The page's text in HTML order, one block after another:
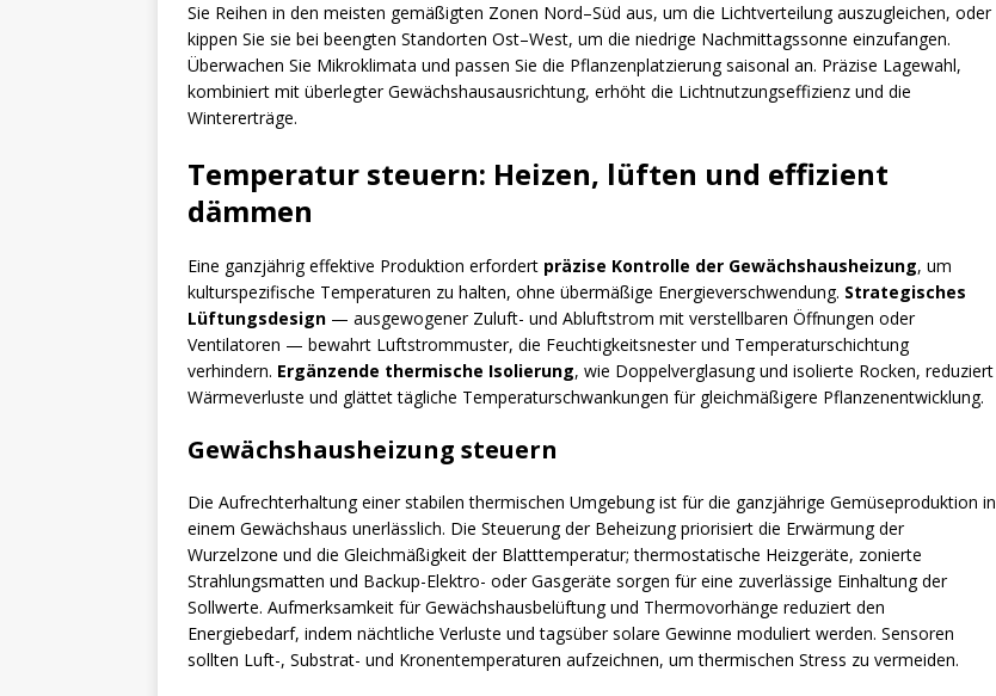
Sie Reihen in den meisten gemäßigten Zonen Nord–Süd aus, um die Lichtverteilung auszugleichen, oder
kippen Sie sie bei beengten Standorten Ost–West, um die niedrige Nachmittagssonne einzufangen.
Überwachen Sie Mikroklimata und passen Sie die Pflanzenplatzierung saisonal an. Präzise Lagewahl,
kombiniert mit überlegter Gewächshausausrichtung, erhöht die Lichtnutzungseffizienz und die
Wintererträge.
Temperatur steuern: Heizen, lüften und effizient
dämmen
Eine ganzjährig effektive Produktion erfordert präzise Kontrolle der Gewächshausheizung, um
kulturspezifische Temperaturen zu halten, ohne übermäßige Energieverschwendung. Strategisches
Lüftungsdesign — ausgewogener Zuluft- und Abluftstrom mit verstellbaren Öffnungen oder
Ventilatoren — bewahrt Luftstrommuster, die Feuchtigkeitsnester und Temperaturschichtung
verhindern. Ergänzende thermische Isolierung, wie Doppelverglasung und isolierte Rocken, reduziert
Wärmeverluste und glättet tägliche Temperaturschwankungen für gleichmäßigere Pflanzenentwicklung.
Gewächshausheizung steuern
Die Aufrechterhaltung einer stabilen thermischen Umgebung ist für die ganzjährige Gemüseproduktion in
einem Gewächshaus unerlässlich. Die Steuerung der Beheizung priorisiert die Erwärmung der
Wurzelzone und die Gleichmäßigkeit der Blatttemperatur; thermostatische Heizgeräte, zonierte
Strahlungsmatten und Backup-Elektro- oder Gasgeräte sorgen für eine zuverlässige Einhaltung der
Sollwerte. Aufmerksamkeit für Gewächshausbelüftung und Thermovorhänge reduziert den
Energiebedarf, indem nächtliche Verluste und tagsüber solare Gewinne moduliert werden. Sensoren
sollten Luft-, Substrat- und Kronentemperaturen aufzeichnen, um thermischen Stress zu vermeiden.